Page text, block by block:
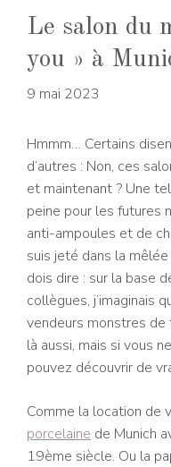
Le salon du
you » à
9 mai 2023
Hmmm… Certains
d’autres : Non, ces
et maintenant ? Une
peine pour les futures
anti-ampoules et de
suis jeté dans la
dois dire : sur la base
collègues, j’imaginais
vendeurs monstres
là aussi, mais si vous
pouvez découvrir de
Comme la location de
porcelaine de Munich
19ème siècle. Ou la